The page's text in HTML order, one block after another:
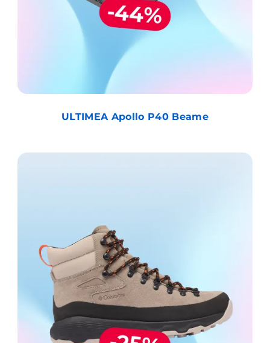
ULTIMEA Apollo P40 Beame